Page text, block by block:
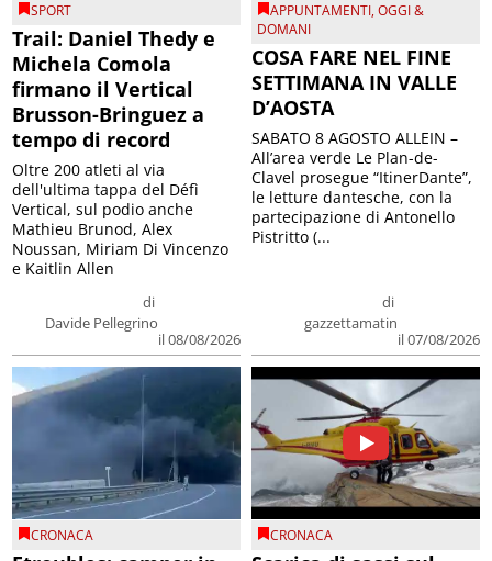
SPORT
Trail: Daniel Thedy e
Michela Comola
firmano il Vertical
Brusson-Bringuez a
tempo di record
di
Davide Pellegrino
il 08/08/2026
Oltre 200 atleti al via
dell'ultima tappa del Défì
Vertical, sul podio anche
Mathieu Brunod, Alex
Noussan, Miriam Di Vincenzo
e Kaitlin Allen
APPUNTAMENTI,OGGI &
DOMANI
COSA FARE NEL FINE
SETTIMANA IN VALLE
D’AOSTA
di
gazzettamatin
il 07/08/2026
SABATO 8 AGOSTO ALLEIN –
All’area verde Le Plan-de-
Clavel prosegue “ItinerDante”,
le letture dantesche, con la
partecipazione di Antonello
Pistritto (...
CRONACA CRONACA